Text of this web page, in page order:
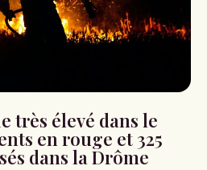
très élevé dans le
en rouge et 325
dans la Drôme